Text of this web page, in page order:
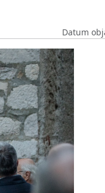
Datum